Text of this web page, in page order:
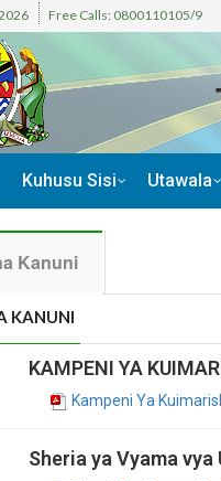
Free Calls: 0800110105/9
Kuhusu Sisi Utawala
Kanuni
KANUNI
KAMPENI YA
Kampeni Ya
Sheria ya Vyama